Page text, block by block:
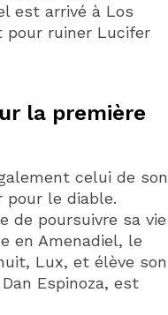
est arrivé à Los
pour ruiner Lucifer
la première
celui de son
pour le diable.
de poursuivre sa vie
en Amenadiel, le
Lux, et élève son
Espinoza, est